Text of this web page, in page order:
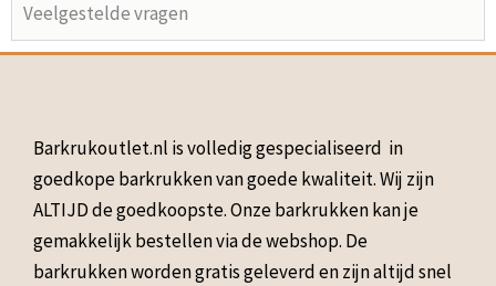
Veelgestelde vragen
Barkrukoutlet.nl is volledig gespecialiseerd in
goedkope barkrukken van goede kwaliteit. Wij zijn
ALTIJD de goedkoopste. Onze barkrukken kan je
gemakkelijk bestellen via de webshop. De
barkrukken worden gratis geleverd en zijn altijd snel